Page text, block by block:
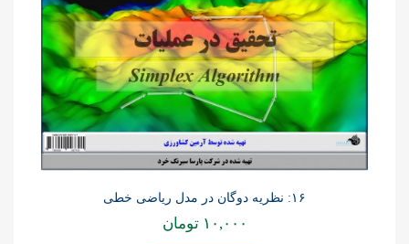
۱۶: نظریه دوگان در مدل ریاضی خطی
۱۰,۰۰۰ تومان